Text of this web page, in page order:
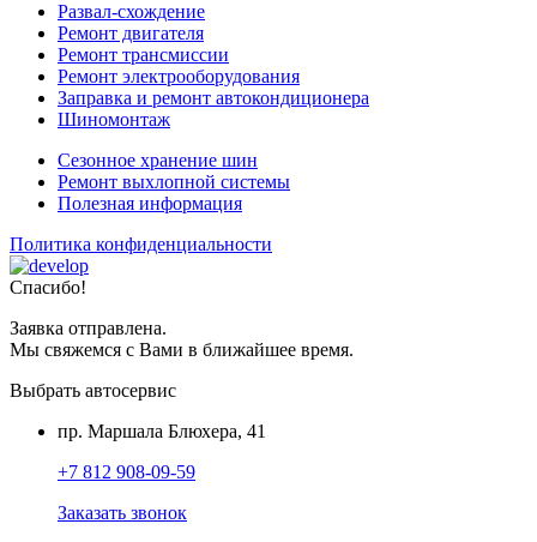
Развал-схождение
Ремонт двигателя
Ремонт трансмиссии
Ремонт электрооборудования
Заправка и ремонт автокондиционера
Шиномонтаж
Сезонное хранение шин
Ремонт выхлопной системы
Полезная информация
Политика конфиденциальности
Спасибо!
Заявка отправлена.
Мы свяжемся с Вами в ближайшее время.
Выбрать автосервис
пр. Маршала Блюхера, 41
+7 812 908-09-59
Заказать звонок